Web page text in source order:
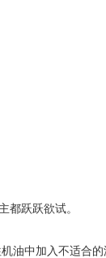
都跃跃欲试。
中加入不适合